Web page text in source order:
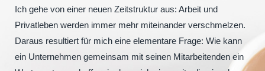
Ich gehe von einer neuen Zeitstruktur aus: Arbeit und
Privatleben werden immer mehr miteinander verschmelzen.
Daraus resultiert für mich eine elementare Frage: Wie kann
ein Unternehmen gemeinsam mit seinen Mitarbeitenden ein